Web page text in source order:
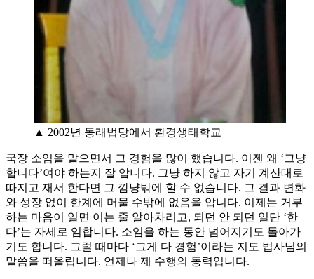
▲ 2002년 동래법당에서 환경생태학교
국장 소임을 맡으면서 그 경험을 많이 했습니다. 이젠 왜 ‘그냥
합니다’여야 하는지 잘 압니다. 그냥 하지 않고 자기 계산대로
따지고 재서 한다면 그 깜냥밖에 할 수 없습니다. 그 결과 변화
와 성장 없이 한계에 머물 수밖에 없음을 압니다. 이제는 거부
하는 마음이 일면 이는 줄 알아차리고, 되던 안 되던 일단 ‘한
다’는 자세로 임합니다. 소임을 하는 동안 넘어지기도 돌아가
기도 합니다. 그럴 때마다 ‘그게 다 경험’이라는 지도 법사님의
말씀을 떠올립니다. 언제나 제 수행의 동력입니다.